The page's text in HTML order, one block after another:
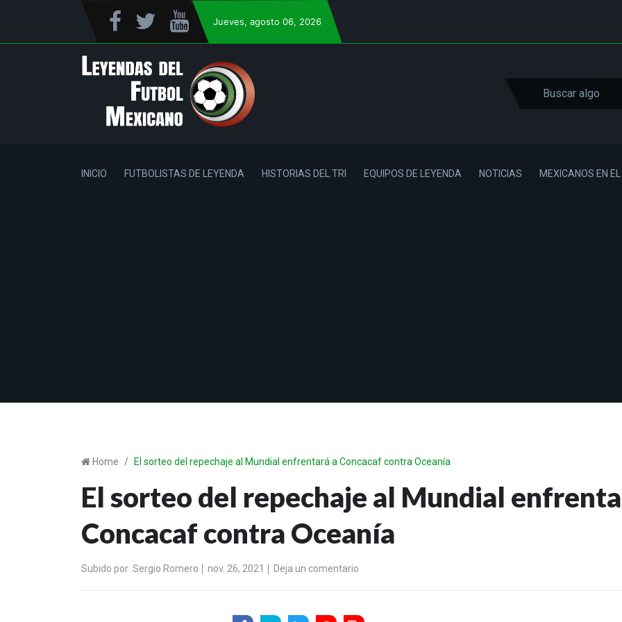
Jueves, agosto 06, 2026
INICIO FUTBOLISTAS DE LEYENDA HISTORIAS DEL TRI EQUIPOS DE LEYENDA NOTICIAS MEXICANOS EN
Home El sorteo del repechaje al Mundial enfrentará a Concacaf contra Oceanía
El sorteo del repechaje al Mundial
Concacaf contra Oceanía
Subido por Sergio Romero nov. 26, 2021 Deja un comentario